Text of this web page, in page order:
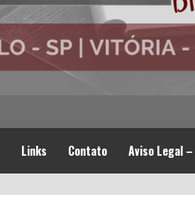
Links Contato Aviso Legal